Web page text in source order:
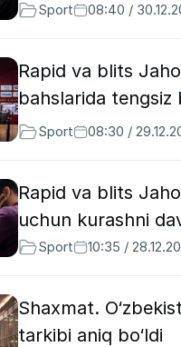
Sport 08:40 /
Rapid va blits
bahslarida tengsiz
Sport 08:30 /
Rapid va blits
uchun kurashni
Sport 10:35 /
Shaxmat.
tarkibi aniq bo‘ldi